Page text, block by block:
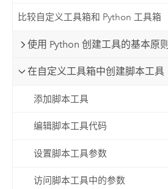
比较自定义工具箱和 Python 工具箱
使用 Python 创建工具的基本原则
在自定义工具箱中创建脚本工具
添加脚本工具
编辑脚本工具代码
设置脚本工具参数
访问脚本工具中的参数